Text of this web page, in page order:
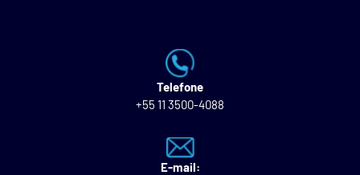
Telefone
+55 11 3500-4088
E-mail: